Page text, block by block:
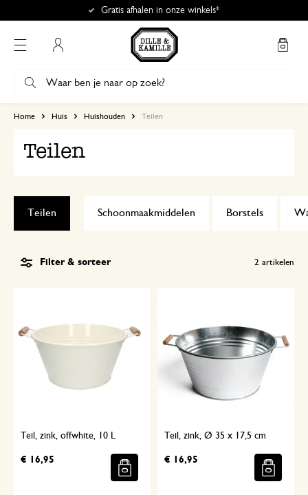
Gratis afhalen in onze winkels*
Home Huis Huishouden Teilen
Teilen
Schoonmaakmiddelen Borstels
Teilen
Filter & sorteer 2 artikelen
Teil, zink, offwhite, 10 L
€ 16,95
Teil, zink, Ø 35 x 17,5 cm
€ 16,95